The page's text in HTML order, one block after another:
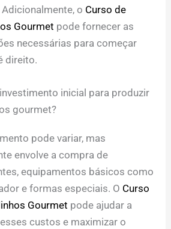
o Curso de
Gourmet pode fornecer as
necessárias para começar
direito.
inicial para produzir
gourmet?
pode variar, mas
envolve a compra de
equipamentos básicos como
e formas especiais. O Curso
Gourmet pode ajudar a
custos e maximizar o